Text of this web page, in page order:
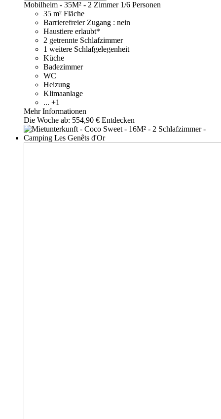
Mobilheim - 35M² - 2 Zimmer 1/6 Personen
35 m² Fläche
Barrierefreier Zugang : nein
Haustiere erlaubt*
2 getrennte Schlafzimmer
1 weitere Schlafgelegenheit
Küche
Badezimmer
WC
Heizung
Klimaanlage
... +1
Mehr Informationen
Die Woche ab: 554,90 € Entdecken